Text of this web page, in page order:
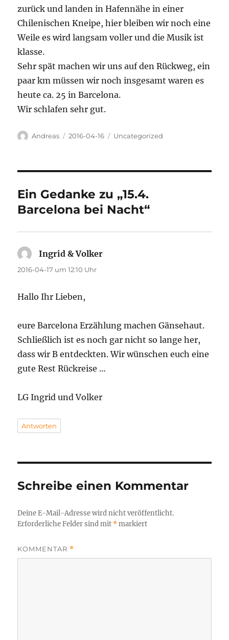
zurück und landen in Hafennähe in einer
Chilenischen Kneipe, hier bleiben wir noch eine
Weile es wird langsam voller und die Musik ist
klasse.
Sehr spät machen wir uns auf den Rückweg, ein
paar km müssen wir noch insgesamt waren es
heute ca. 25 in Barcelona.
Wir schlafen sehr gut.
Autor
Andreas
Veröffentlicht
2016-04-16 Kategorien
Uncategorized
Ein Gedanke zu „15.4.
Barcelona bei Nacht“
Ingrid & Volker
2016-04-17 um 12:10 Uhr
Hallo Ihr Lieben,
eure Barcelona Erzählung machen Gänsehaut.
Schließlich ist es noch gar nicht so lange her,
dass wir B entdeckten. Wir wünschen euch eine
gute Rest Rückreise …
LG Ingrid und Volker
Antworten
Schreibe einen Kommentar
Deine E-Mail-Adresse wird nicht veröffentlicht.
Erforderliche Felder sind mit *markiert
KOMMENTAR *